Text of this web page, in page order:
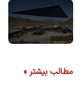
مطالب بیشتر »